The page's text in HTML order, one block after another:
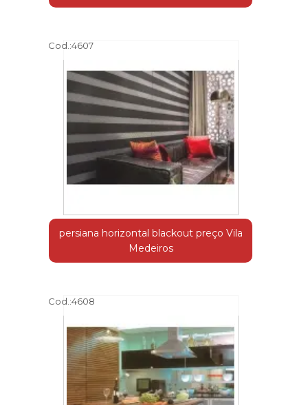
Cod.:4607
persiana horizontal blackout preço Vila
Medeiros
Cod.:4608